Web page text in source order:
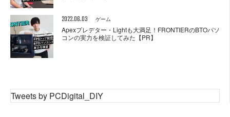
2022.06.03 ゲーム
Apexプレデター・Lightも大満足！FRONTIERのBTOパソ
コンの実力を検証してみた【PR】
Tweets by PCDigital_DIY